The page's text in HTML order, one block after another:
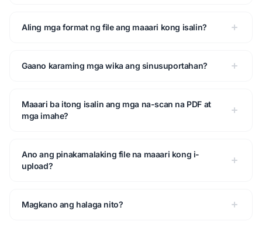
Aling mga format ng file ang maaari kong isalin?
Gaano karaming mga wika ang sinusuportahan?
Maaari ba itong isalin ang mga na-scan na PDF at
mga imahe?
Ano ang pinakamalaking file na maaari kong i-
upload?
Magkano ang halaga nito?